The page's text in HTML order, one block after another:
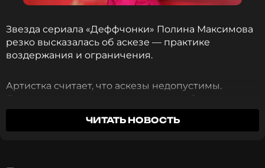
Звезда сериала «Деффчонки» Полина Максимова
резко высказалась об аскезе — практике
воздержания и ограничения.
Артистка считает, что аскезы недопустимы.
Духовность не строится на сделках, убеждена
Максимова.
ЧИТАТЬ НОВОСТЬ